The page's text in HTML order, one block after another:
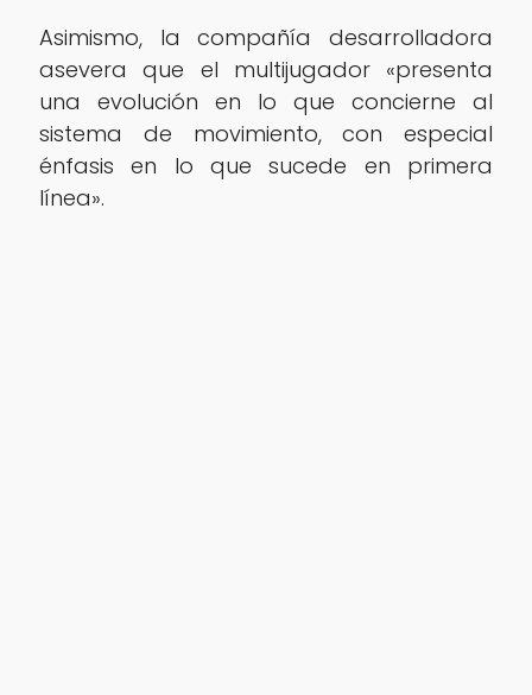
Asimismo, la compañía desarrolladora
asevera que el multijugador «presenta
una evolución en lo que concierne al
sistema de movimiento, con especial
énfasis en lo que sucede en primera
línea».